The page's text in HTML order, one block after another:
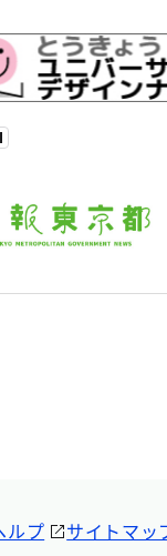
ルプ サイトマッ